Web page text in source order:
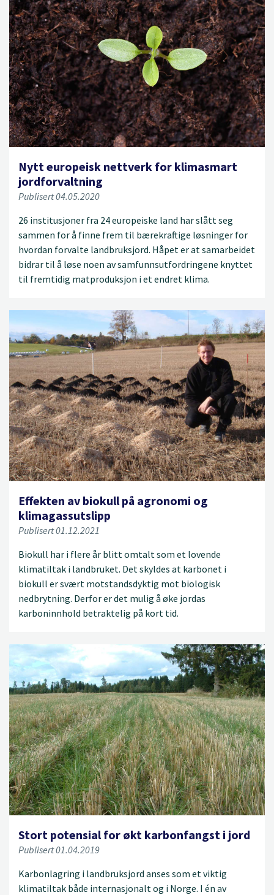
Nytt europeisk nettverk for klimasmart
jordforvaltning
Publisert 04.05.2020
26 institusjoner fra 24 europeiske land har slått seg
sammen for å finne frem til bærekraftige løsninger for
hvordan forvalte landbruksjord. Håpet er at samarbeidet
bidrar til å løse noen av samfunnsutfordringene knyttet
til fremtidig matproduksjon i et endret klima.
Effekten av biokull på agronomi og
klimagassutslipp
Publisert 01.12.2021
Biokull har i flere år blitt omtalt som et lovende
klimatiltak i landbruket. Det skyldes at karbonet i
biokull er svært motstandsdyktig mot biologisk
nedbrytning. Derfor er det mulig å øke jordas
karboninnhold betraktelig på kort tid.
Stort potensial for økt karbonfangst i jord
Publisert 01.04.2019
Karbonlagring i landbruksjord anses som et viktig
klimatiltak både internasjonalt og i Norge. I én av